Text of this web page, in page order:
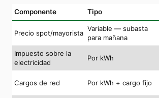
Componente Tipo
Precio spot/mayorista
Variable — subasta
para mañana
Impuesto sobre la
electricidad
Por kWh
Cargos de red Por kWh + cargo fijo